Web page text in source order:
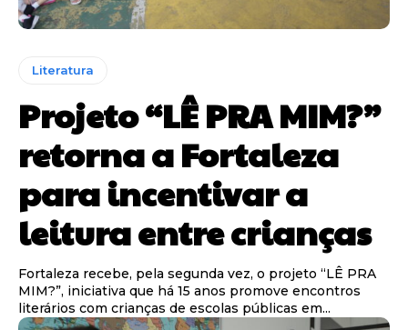
Literatura
Projeto “LÊ PRA MIM?”
retorna a Fortaleza
para incentivar a
leitura entre crianças
Fortaleza recebe, pela segunda vez, o projeto “LÊ PRA
MIM?”, iniciativa que há 15 anos promove encontros
literários com crianças de escolas públicas em...